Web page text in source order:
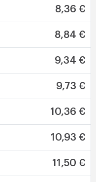
8,36 €
8,84 €
9,34 €
9,73 €
10,36 €
10,93 €
11,50 €